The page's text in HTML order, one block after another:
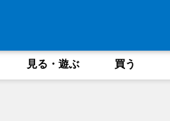
見る・遊ぶ 買う